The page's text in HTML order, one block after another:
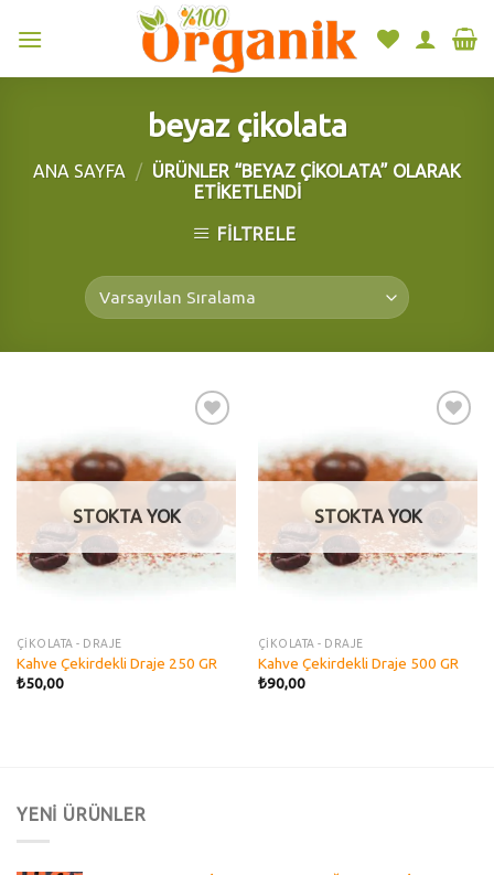
beyaz çikolata
ANA SAYFA / ÜRÜNLER “BEYAZ ÇIKOLATA” OLARAK
ETIKETLENDI
FILTRELE
wishlist
STOKTA YOK
ÇİKOLATA - DRAJE
Kahve Çekirdekli Draje 250 GR
₺50,00
wishlist
STOKTA YOK
ÇİKOLATA - DRAJE
Kahve Çekirdekli Draje 500 GR
₺90,00
YENİ ÜRÜNLER